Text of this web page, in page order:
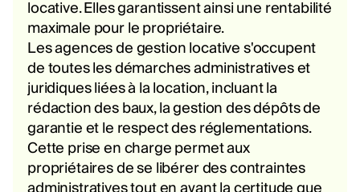
locative. Elles garantissent ainsi une rentabilité
maximale pour le propriétaire.
Les agences de gestion locative s'occupent
de toutes les démarches administratives et
juridiques liées à la location, incluant la
rédaction des baux, la gestion des dépôts de
garantie et le respect des réglementations.
Cette prise en charge permet aux
propriétaires de se libérer des contraintes